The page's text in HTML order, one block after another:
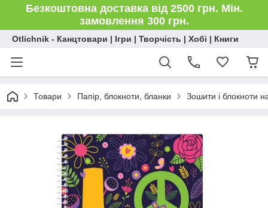
Безкоштовна доставка від 2500 грн. Мін.
замовлення 300 грн.
Otlichnik - Канцтовари | Ігри | Творчість | Хобі | Книги
Товари Папір, блокноти, бланки Зошити і блокноти